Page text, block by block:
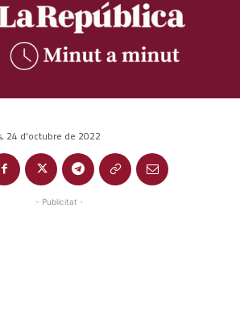
24 d'octubre de 2022
- Publicitat -